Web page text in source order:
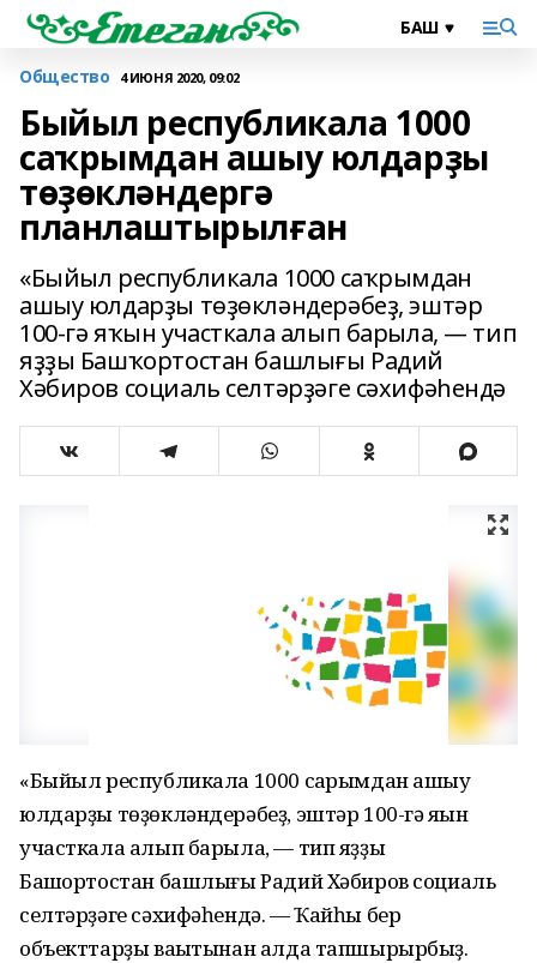
Общество 4 ИЮНЯ 2020, 09:02
Быйыл республикала 1000
саҡрымдан ашыу юлдарҙы
төҙөкләндергә
планлаштырылған
«Быйыл республикала 1000 саҡрымдан
ашыу юлдарҙы төҙөкләндерәбеҙ, эштәр
100-гә яҡын участкала алып барыла, — тип
яҙҙы Башҡортостан башлығы Радий
Хәбиров социаль селтәрҙәге сәхифәһендә
«Быйыл республикала 1000 саҡрымдан ашыу
юлдарҙы төҙөкләндерәбеҙ, эштәр 100-гә яҡын
участкала алып барыла, — тип яҙҙы
Башҡортостан башлығы Радий Хәбиров социаль
селтәрҙәге сәхифәһендә. — Ҡайһы бер
объекттарҙы ваҡытынан алда тапшырырбыҙ.